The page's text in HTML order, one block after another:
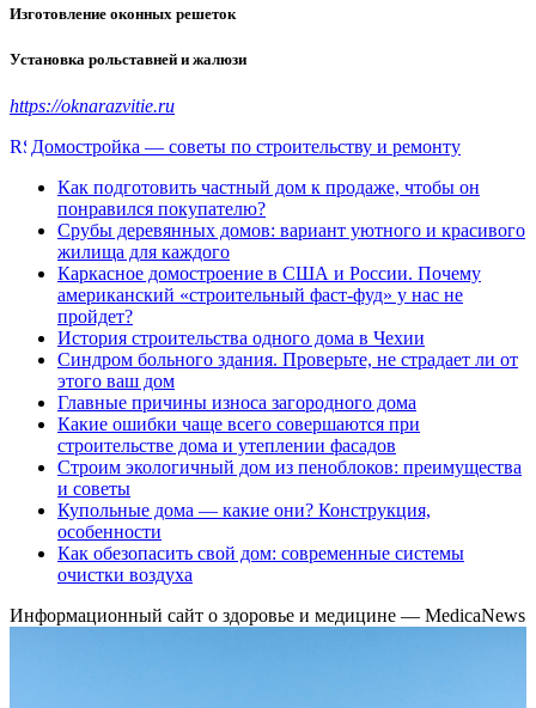
Изготовление оконных решеток
Установка рольставней и жалюзи
https://oknarazvitie.ru
Домостройка — советы по строительству и ремонту
Как подготовить частный дом к продаже, чтобы он
понравился покупателю?
Срубы деревянных домов: вариант уютного и красивого
жилища для каждого
Каркасное домостроение в США и России. Почему
американский «строительный фаст-фуд» у нас не
пройдет?
История строительства одного дома в Чехии
Синдром больного здания. Проверьте, не страдает ли от
этого ваш дом
Главные причины износа загородного дома
Какие ошибки чаще всего совершаются при
строительстве дома и утеплении фасадов
Строим экологичный дом из пеноблоков: преимущества
и советы
Купольные дома — какие они? Конструкция,
особенности
Как обезопасить свой дом: современные системы
очистки воздуха
Информационный сайт о здоровье и медицине — MedicaNews